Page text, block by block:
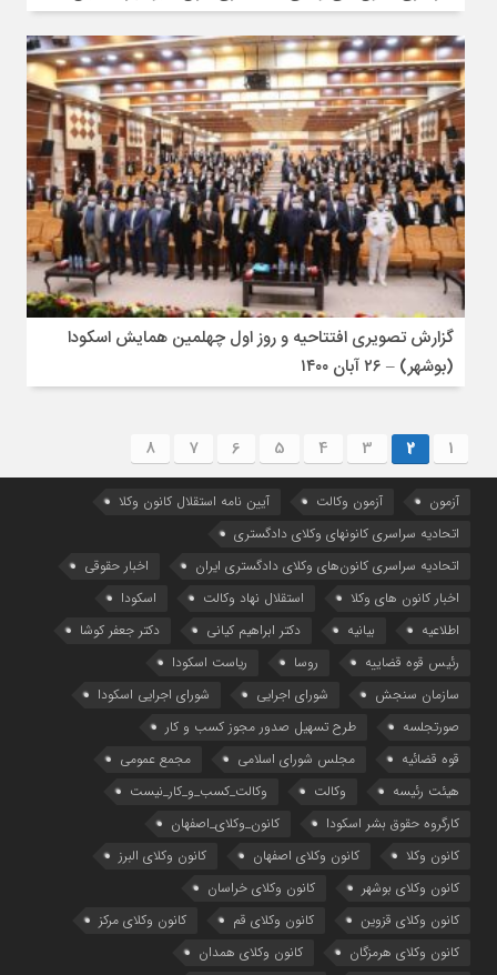
گزارش تصویری افتتاحیه و روز اول چهلمین همایش اسکودا
(بوشهر) – ۲۶ آبان ۱۴۰۰
1
2
3
4
5
6
7
8
آزمون آزمون وکالت
آیین ‌نامه استقلال کانون وکلا
اتحادیه سراسری کانونهای وکلای دادگستری
اتحادیه سراسری کانون‌های وکلای دادگستری ایران
اخبار حقوقی
اخبار کانون های وکلا
استقلال نهاد وکالت
اسکودا
اطلاعیه
بیانیه دکتر ابراهیم کیانی
دکتر جعفر کوشا
رئیس قوه قضاییه
روسا
ریاست اسکودا
سازمان سنجش
شورای اجرایی
شورای اجرایی اسکودا
صورتجلسه
طرح تسهیل صدور مجوز کسب و کار
قوه قضائیه
مجلس شورای اسلامی
مجمع عمومی
هیئت رئیسه
وکالت
وکالت_کسب_و_کار_نیست
کارگروه حقوق بشر اسکودا
کانون_وکلای_اصفهان
کانون وکلا
کانون وکلای اصفهان
کانون وکلای البرز
کانون وکلای بوشهر
کانون وکلای خراسان
کانون وکلای قزوین
کانون وکلای قم
کانون وکلای مرکز
کانون وکلای هرمزگان
کانون وکلای همدان